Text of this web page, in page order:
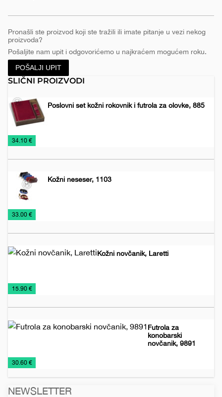
Pronašli ste proizvod koji ste tražili ili imate pitanje u vezi nekog
proizvoda?
Pošaljite nam upit i odgovorićemo u najkraćem mogućem roku.
POŠALJI UPIT
SLIČNI PROIZVODI
Poslovni set kožni rokovnik i futrola za olovke, 885
Kancelarija
Kožna
galanterija
Poslovni
setovi
€34.10 €
Kožni neseser, 1103
Kožna
galanterija
Torbe
Torbe
za
kozmetiku
€33.00 €
Kožni novčanik, Laretti
Novčanici
15.90 €
Futrola za
konobarski
novčanik, 9891
Novčanici
€30.60 €
NEWSLETTER